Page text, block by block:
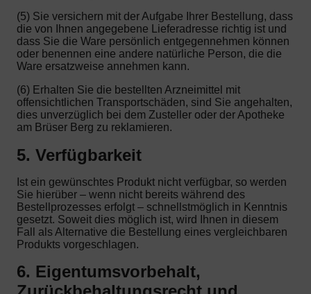
(5) Sie versichern mit der Aufgabe Ihrer Bestellung, dass
die von Ihnen angegebene Lieferadresse richtig ist und
dass Sie die Ware persönlich entgegennehmen können
oder benennen eine andere natürliche Person, die die
Ware ersatzweise annehmen kann.
(6) Erhalten Sie die bestellten Arzneimittel mit
offensichtlichen Transportschäden, sind Sie angehalten,
dies unverzüglich bei dem Zusteller oder der Apotheke
am Brüser Berg zu reklamieren.
5. Verfügbarkeit
Ist ein gewünschtes Produkt nicht verfügbar, so werden
Sie hierüber – wenn nicht bereits während des
Bestellprozesses erfolgt – schnellstmöglich in Kenntnis
gesetzt. Soweit dies möglich ist, wird Ihnen in diesem
Fall als Alternative die Bestellung eines vergleichbaren
Produkts vorgeschlagen.
6. Eigentumsvorbehalt,